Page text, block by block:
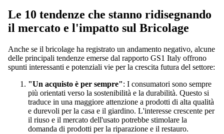
Le 10 tendenze che stanno ridisegnando
il mercato e l'impatto sul Bricolage
Anche se il bricolage ha registrato un andamento negativo, alcune
delle principali tendenze emerse dal rapporto GS1 Italy offrono
spunti interessanti e potenziali vie per la crescita futura del settore:
"Un acquisto è per sempre": I consumatori sono sempre
più orientati verso la sostenibilità e la durabilità. Questo si
traduce in una maggiore attenzione a prodotti di alta qualità
e durevoli per la casa e il giardino. L'interesse crescente per
il riuso e il mercato dell'usato potrebbe stimolare la
domanda di prodotti per la riparazione e il restauro.